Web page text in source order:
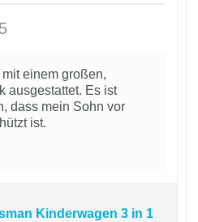
einem großen,
ausgestattet. Es ist
dass mein Sohn vor
ist.
Kinderwagen 3 in 1